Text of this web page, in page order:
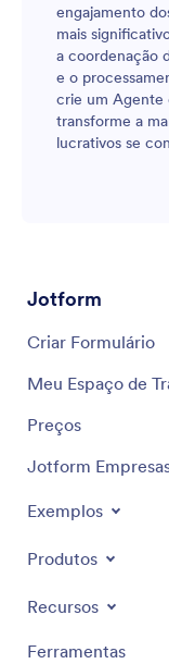
engajamento
mais
a coordenação
e o
crie um Agente
transforme a
lucrativos se
Jotform
Criar Formulário
Meu Espaço de
Preços
Jotform
Exemplos
Produtos
Recursos
Ferramentas